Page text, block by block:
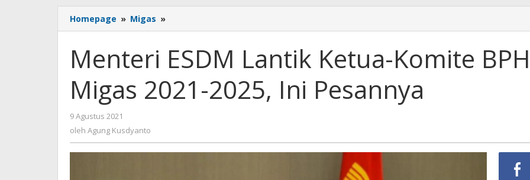
Homepage » Migas »
ESDM
Ketua-
Komite
BPH
Migas
Pesannya
Menteri ESDM Lantik Ketua-Komite BPH
Migas 2021-2025, Ini Pesannya
9 Agustus 2021
Agung
Kusdyanto
oleh Agung Kusdyanto